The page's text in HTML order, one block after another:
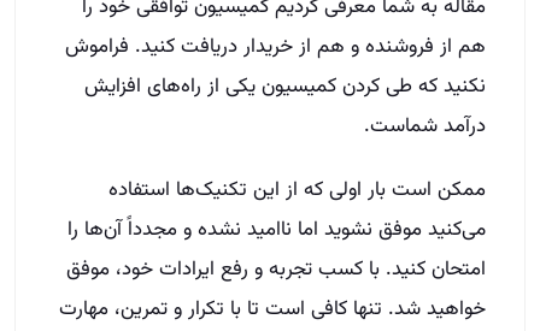
خواهید شد. تنها کافی است تا با تکرار و تمرین، مهارت
لازم در این زمینه را به دست آورید.
سوال داری شمارتو بذار
هر سوالی داری بپرس حداکثر تا پایان وقت اداری امروز
بهت زنگ میزنیم
نام و نام خانوادگی